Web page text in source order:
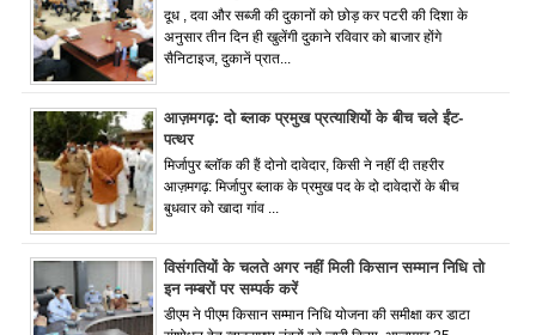
दूध , दवा और सब्जी की दुकानों को छोड़ कर पटरी की दिशा के
अनुसार तीन दिन ही खुलेंगी दुकाने रविवार को बाजार होंगे
सैनिटाइज, दुकानें प्रात...
आज़मगढ़: दो ब्लाक प्रमुख प्रत्याशियों के बीच चले ईंट-
पत्थर
मिर्जापुर ब्लॉक की हैं दोनो दावेदार, किसी ने नहीं दी तहरीर
आज़मगढ़: मिर्जापुर ब्लाक के प्रमुख पद के दो दावेदारों के बीच
बुधवार को खादा गांव ...
विसंगतियों के चलते अगर नहीं मिली किसान सम्मान निधि तो
इन नम्बरों पर सम्पर्क करें
डीएम ने पीएम किसान सम्मान निधि योजना की समीक्षा कर डाटा